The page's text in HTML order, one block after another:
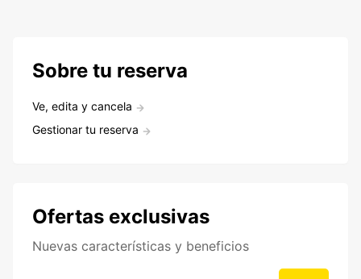
Sobre tu reserva
Ve, edita y cancela
Gestionar tu reserva
Ofertas exclusivas
Nuevas características y beneficios